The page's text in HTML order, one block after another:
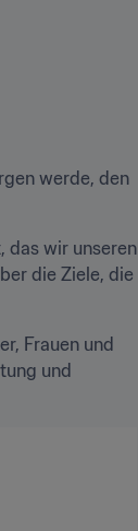
werde, den
das wir unseren
die Ziele, die
Frauen und
und